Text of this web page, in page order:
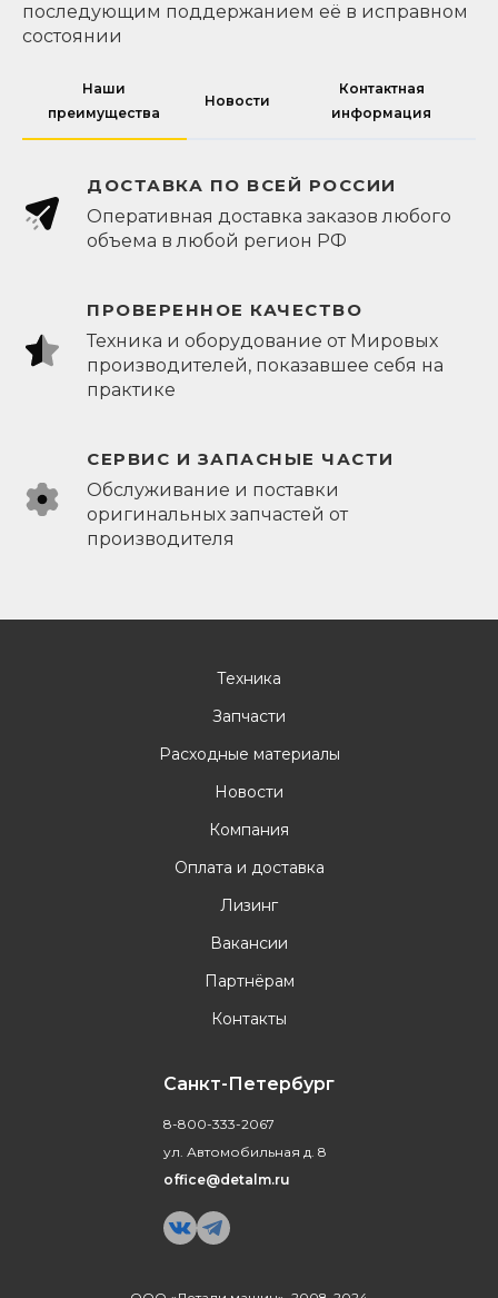
последующим поддержанием её в исправном
состоянии
Наши
преимущества
Новости
Контактная
информация
ДОСТАВКА ПО ВСЕЙ РОССИИ
Оперативная доставка заказов любого
объема в любой регион РФ
ПРОВЕРЕННОЕ КАЧЕСТВО
Техника и оборудование от Мировых
производителей, показавшее себя на
практике
СЕРВИС И ЗАПАСНЫЕ ЧАСТИ
Обслуживание и поставки
оригинальных запчастей от
производителя
Техника
Запчасти
Расходные материалы
Новости
Компания
Оплата и доставка
Лизинг
Вакансии
Партнёрам
Контакты
Санкт-Петербург
8-800-333-2067
ул. Автомобильная д. 8
office@detalm.ru